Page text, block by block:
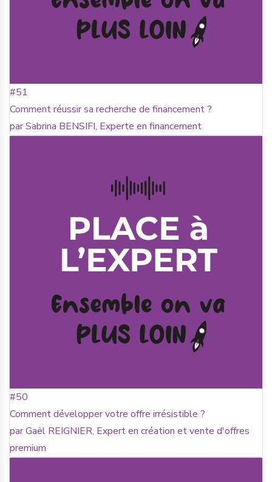
#51
Comment réussir sa recherche de financement ?
par Sabrina BENSIFI, Experte en financement
#50
Comment développer votre offre irrésistible ?
par Gaël REIGNIER, Expert en création et vente d'offres
premium